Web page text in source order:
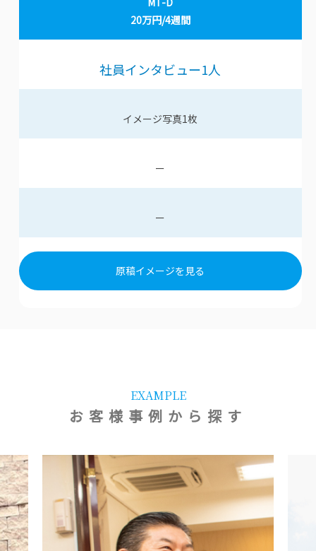
20万円/4週間
社員インタビュー1人
イメージ写真1枚
ー
ー
原稿イメージを見る
EXAMPLE
お客様事例から探す